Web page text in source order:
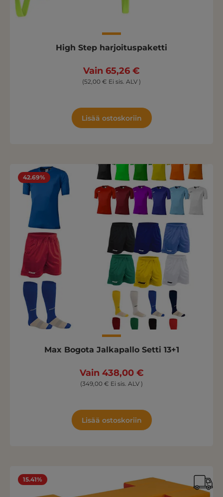
High Step harjoituspaketti
Vain 65,26 €
(52,00 € Ei sis. ALV )
Lisää ostoskoriin
42.69%
Max Bogota Jalkapallo Setti 13+1
Vain 438,00 €
(349,00 € Ei sis. ALV )
Lisää ostoskoriin
15.41%